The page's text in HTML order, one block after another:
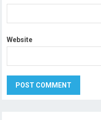
Website